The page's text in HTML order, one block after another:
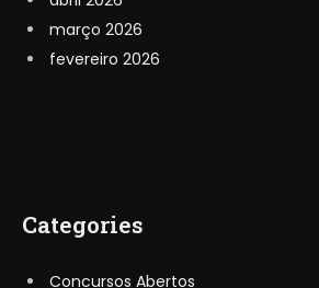
março 2026
fevereiro 2026
Categories
Concursos Abertos